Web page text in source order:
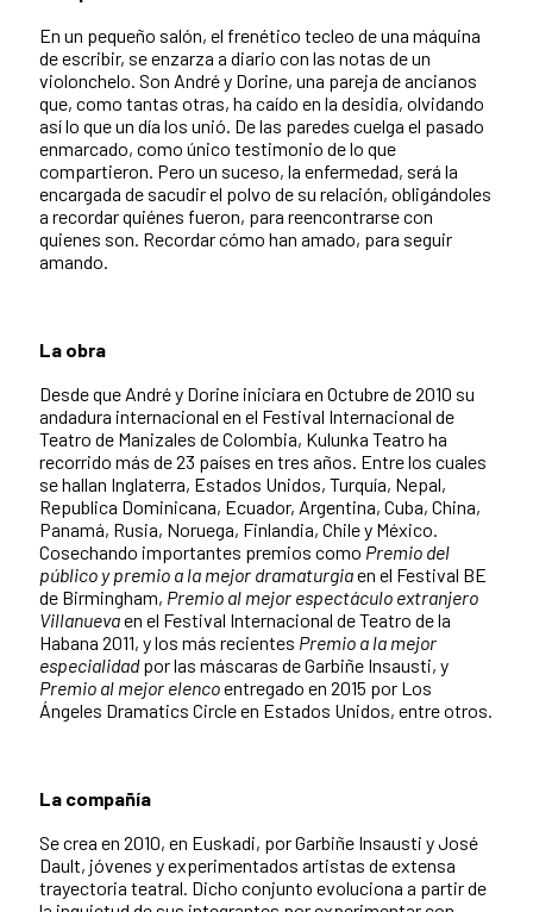
En un pequeño salón, el frenético tecleo de una máquina
de escribir, se enzarza a diario con las notas de un
violonchelo. Son André y Dorine, una pareja de ancianos
que, como tantas otras, ha caído en la desidia, olvidando
así lo que un día los unió. De las paredes cuelga el pasado
enmarcado, como único testimonio de lo que
compartieron. Pero un suceso, la enfermedad, será la
encargada de sacudir el polvo de su relación, obligándoles
a recordar quiénes fueron, para reencontrarse con
quienes son. Recordar cómo han amado, para seguir
amando.
La obra
Desde que André y Dorine iniciara en Octubre de 2010 su
andadura internacional en el Festival Internacional de
Teatro de Manizales de Colombia, Kulunka Teatro ha
recorrido más de 23 países en tres años. Entre los cuales
se hallan Inglaterra, Estados Unidos, Turquía, Nepal,
Republica Dominicana, Ecuador, Argentina, Cuba, China,
Panamá, Rusia, Noruega, Finlandia, Chile y México.
Cosechando importantes premios como Premio del
público y premio a la mejor dramaturgiaen el Festival BE
de Birmingham, Premio al mejor espectáculo extranjero
Villanuevaen el Festival Internacional de Teatro de la
Habana 2011, y los más recientes Premio a la mejor
especialidadpor las máscaras de Garbiñe Insausti, y
Premio al mejor elencoentregado en 2015 por Los
Ángeles Dramatics Circle en Estados Unidos, entre otros.
La compañía
Se crea en 2010, en Euskadi, por Garbiñe Insausti y José
Dault, jóvenes y experimentados artistas de extensa
trayectoria teatral. Dicho conjunto evoluciona a partir de